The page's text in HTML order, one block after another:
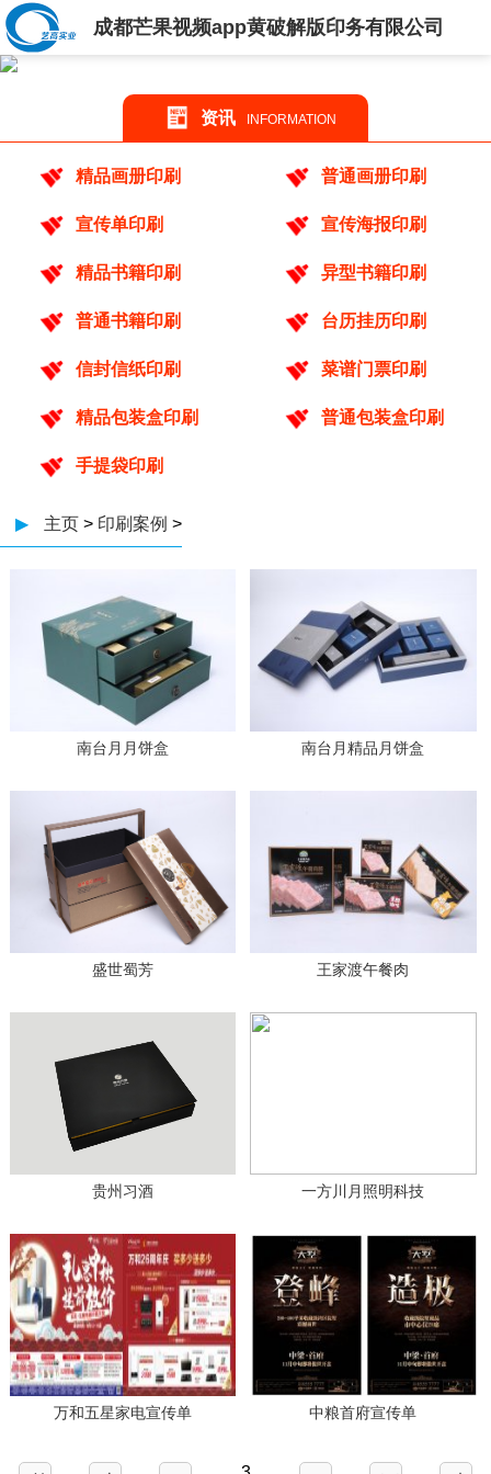
成都芒果视频app黄破解版印务有限公司
资讯 INFORMATION
精品画册印刷 普通画册印刷
宣传单印刷 宣传海报印刷
精品书籍印刷 异型书籍印刷
普通书籍印刷 台历挂历印刷
信封信纸印刷 菜谱门票印刷
精品包装盒印刷 普通包装盒印刷
手提袋印刷
▶ 主页 > 印刷案例 >
南台月月饼盒 南台月精品月饼盒
盛世蜀芳 王家渡午餐肉
贵州习酒 一方川月照明科技
万和五星家电宣传单 中粮首府宣传单